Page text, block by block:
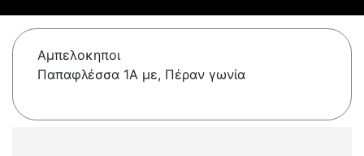
Αμπελοκηποι
Παπαφλέσσα 1Α με, Πέραν γωνία